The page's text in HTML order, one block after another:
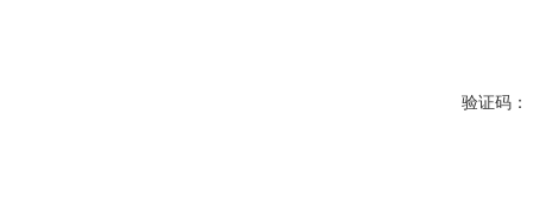
验证码：